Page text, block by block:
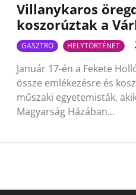
Villanykaros
koszorúztak a
GASZTRO HELYTÖRTÉNET
Január 17-én a Fekete
össze emlékezésre és
műszaki egyetemisták,
Magyarság Házában…